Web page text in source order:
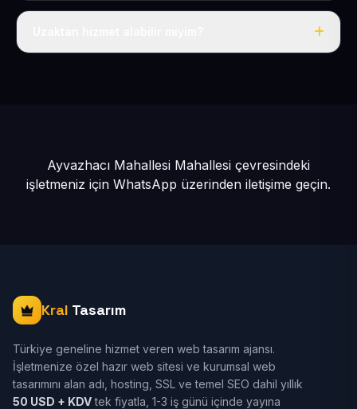
Tek fiyat: yılda 50 USD + KDV, her şey dahil.
Ayvazhacı Mahallesi Mahallesi çevresindeki
işletmeniz için WhatsApp üzerinden iletişime geçin.
Kral Tasarım
Türkiye geneline hizmet veren web tasarım ajansı.
İşletmenize özel hazır web sitesi ve kurumsal web
tasarımını alan adı, hosting, SSL ve temel SEO dahil yıllık
50 USD + KDVtek fiyatla, 1-3 iş günü içinde yayına